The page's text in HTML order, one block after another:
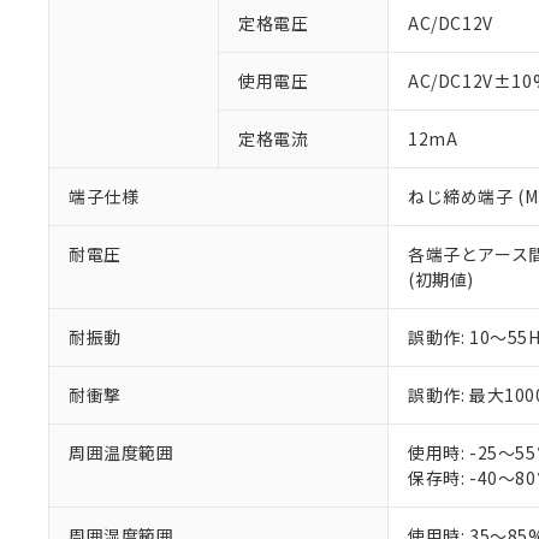
定格電圧 AC/DC12V
使用電圧 AC/
定格電流 12mA
端子仕様 ねじ締め端子
耐電圧
各端子とアー
(初期値)
耐振動 誤動作: 10～
耐衝撃 誤動作: 最大
周囲温度範囲
使用時: -25～
保存時: -40～
ご利用条件
以下の条件をお読
本サービス
くものです。
当社制御機
在庫状況お
のであり、
い。
当社販売員に
オムロン制御
す。
マイパーツ
ている必要
お客様が当
が、当社の
さい。
調査・確認中：
非該当品：ライセ
仕入先様の事情
があります。
*EU RoHS指令（10物質
鉛(Pb) 1000ppm以下、
六価クロム(Cr(Ⅵ))
フタル酸ビス(2-エチ
ル（DBP） 1000ppm
フタル酸エステル類の
※2 対応予定月
※3 非含有証明
下記の非含有証
「○」：最大均質
「×」：最大均質
「－」：未確認で
Cr(Ⅵ)(六価クロム) :
DBP(フタル酸ジブチ
DEHP(フタル酸ビス(2-
※2 環境保護使
「ｅ」：有害物
味します。
「－」：未確認
当社は、こ
う）を輸出
などの必要な
当社は規制
ます。
当社は貴社
置等に一切
当社は、貴
また当社は
記
号
説明
○ 一定数
△ 一定数
－
在庫な
機器販
空
白
受注生